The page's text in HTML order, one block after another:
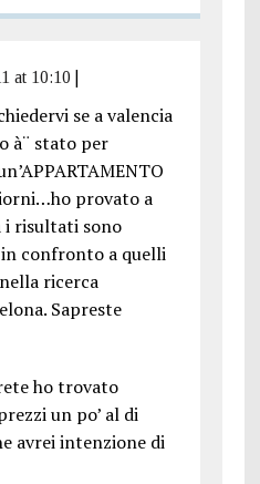
at 10:10
se a valencia
à¨ stato per
provato a
i risultati sono
confronto a quelli
ricerca
Sapreste
ho trovato
un po’ al di
avrei intenzione di